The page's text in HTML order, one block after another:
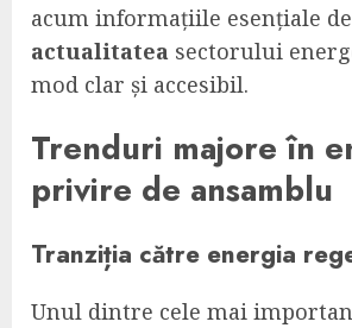
acum informațiile esențiale
actualitatea sectorului
mod clar și accesibil.
Trenduri majore în
privire de ansamblu
Tranziția către energia
Unul dintre cele mai